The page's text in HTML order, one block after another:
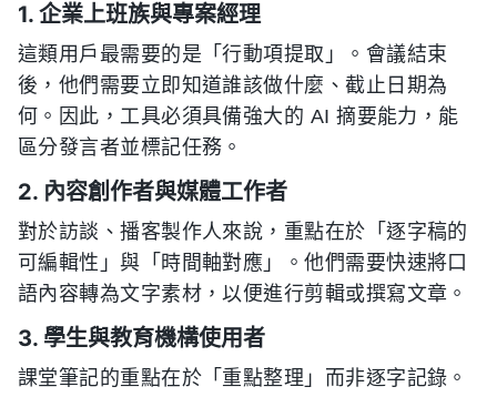
1. 企業上班族與專案經理
這類用戶最需要的是「行動項提取」。會議結束
後，他們需要立即知道誰該做什麼、截止日期為
何。因此，工具必須具備強大的 AI 摘要能力，能
區分發言者並標記任務。
2. 內容創作者與媒體工作者
對於訪談、播客製作人來說，重點在於「逐字稿的
可編輯性」與「時間軸對應」。他們需要快速將口
語內容轉為文字素材，以便進行剪輯或撰寫文章。
3. 學生與教育機構使用者
課堂筆記的重點在於「重點整理」而非逐字記錄。